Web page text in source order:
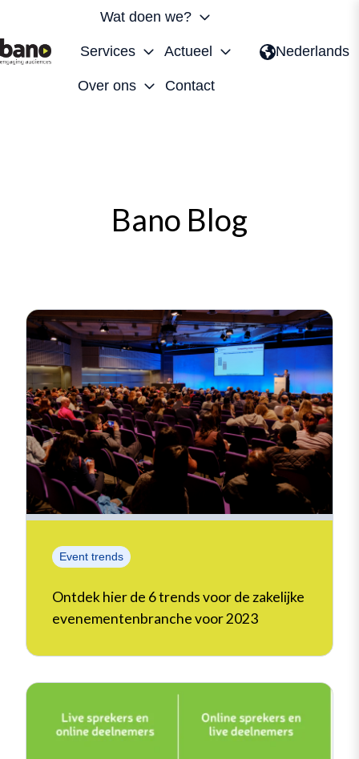
Wat doen we?
Services Actueel
Over ons Contact
Nederlands
Bano Blog
Event trends
Ontdek hier de 6 trends voor de zakelijke
evenementenbranche voor 2023